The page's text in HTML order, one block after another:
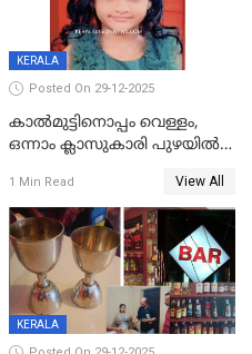
KERALA
Posted On 29-12-2025
കാൽമുട്ടിനൊപ്പം വെള്ളം,
ഒന്നാം ക്ലാസുകാരി പുഴയിൽ
കുട്ടികൾക്കൊപ്പം
കളിക്കുന്നതിനിടെ
1 Min Read View All
KERALA